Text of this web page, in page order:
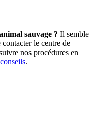
sauvage ? Il semble
contacter le centre de
nos procédures en
.